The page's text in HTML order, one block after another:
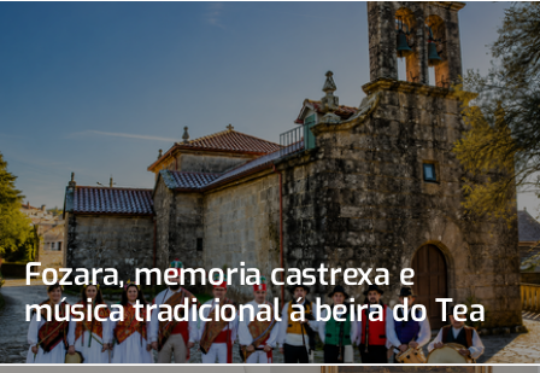
Fozara, memoria castrexa e
música tradicional á beira do Tea